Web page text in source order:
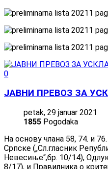
0
ЈАВНИ ПРЕВОЗ ЗА
petak, 29 januar 2021
1855 Pogodaka
На основу члана 58, 74. и
Српске („Сл.гласник
Невесиње“,бр. 10/14),
8/17), и Правилника о